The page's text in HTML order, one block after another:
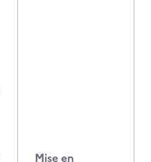
Mise en